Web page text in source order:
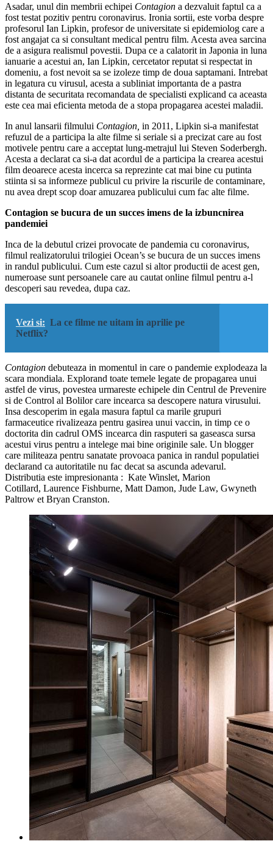
Asadar, unul din membrii echipei Contagion a dezvaluit faptul ca a
fost testat pozitiv pentru coronavirus. Ironia sortii, este vorba despre
profesorul Ian Lipkin, profesor de universitate si epidemiolog care a
fost angajat ca si consultant medical pentru film. Acesta avea sarcina
de a asigura realismul povestii. Dupa ce a calatorit in Japonia in luna
ianuarie a acestui an, Ian Lipkin, cercetator reputat si respectat in
domeniu, a fost nevoit sa se izoleze timp de doua saptamani. Intrebat
in legatura cu virusul, acesta a subliniat importanta de a pastra
distanta de securitata recomandata de specialisti explicand ca aceasta
este cea mai eficienta metoda de a stopa propagarea acestei maladii.
In anul lansarii filmului Contagion, in 2011, Lipkin si-a manifestat
refuzul de a participa la alte filme si seriale si a precizat care au fost
motivele pentru care a acceptat lung-metrajul lui Steven Soderbergh.
Acesta a declarat ca si-a dat acordul de a participa la crearea acestui
film deoarece acesta incerca sa reprezinte cat mai bine cu putinta
stiinta si sa informeze publicul cu privire la riscurile de contaminare,
nu avea drept scop doar amuzarea publicului cum fac alte filme.
Contagion se bucura de un succes imens de la izbuncnirea
pandemiei
Inca de la debutul crizei provocate de pandemia cu coronavirus,
filmul realizatorului trilogiei Ocean’s se bucura de un succes imens
in randul publicului. Cum este cazul si altor productii de acest gen,
numeroase sunt persoanele care au cautat online filmul pentru a-l
descoperi sau revedea, dupa caz.
Vezi si: La ce filme ne uitam in aprilie pe
Netflix?
Contagion debuteaza in momentul in care o pandemie explodeaza la
scara mondiala. Explorand toate temele legate de propagarea unui
astfel de virus, povestea urmareste echipele din Centrul de Prevenire
si de Control al Bolilor care incearca sa descopere natura virusului.
Insa descoperim in egala masura faptul ca marile grupuri
farmaceutice rivalizeaza pentru gasirea unui vaccin, in timp ce o
doctorita din cadrul OMS incearca din rasputeri sa gaseasca sursa
acestui virus pentru a intelege mai bine originile sale. Un blogger
care militeaza pentru sanatate provoaca panica in randul populatiei
declarand ca autoritatile nu fac decat sa ascunda adevarul.
Distributia este impresionanta : Kate Winslet, Marion
Cotillard, Laurence Fishburne, Matt Damon, Jude Law, Gwyneth
Paltrow et Bryan Cranston.